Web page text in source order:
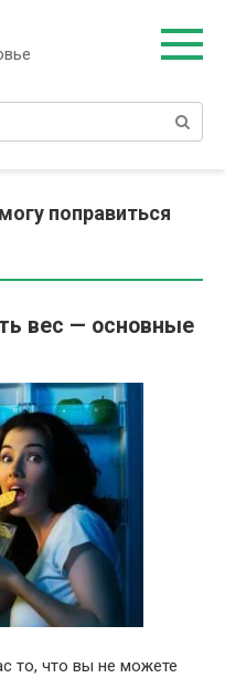
поправиться
вес — основные
то, что вы не можете